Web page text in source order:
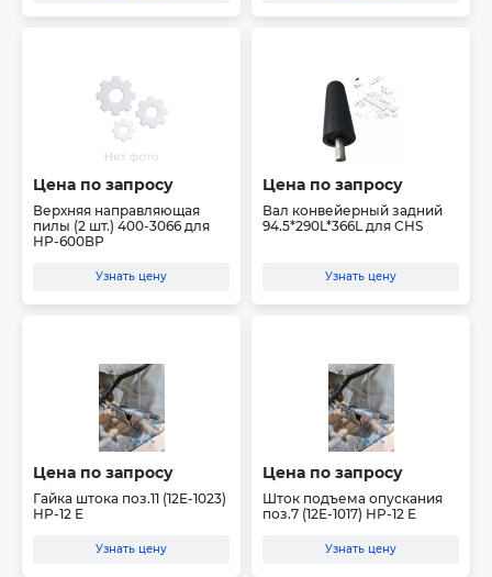
Цена по запросу
Верхняя направляющая
пилы (2 шт.) 400-3066 для
HP-600ВР
Узнать цену
Цена по запросу
Вал конвейерный задний
94.5*290L*366L для CHS
Узнать цену
Цена по запросу
Гайка штока поз.11 (12E-1023)
HP-12 E
Узнать цену
Цена по запросу
Шток подъема опускания
поз.7 (12E-1017) HP-12 E
Узнать цену